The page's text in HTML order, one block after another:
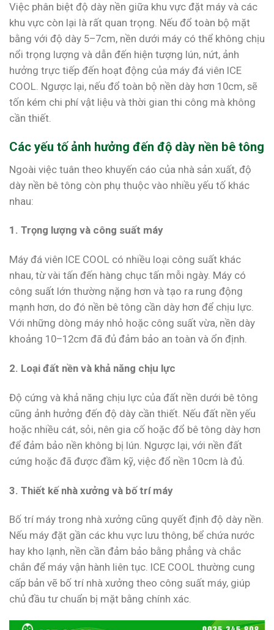
Việc phân biệt độ dày nền giữa khu vực đặt máy và các
khu vực còn lại là rất quan trọng. Nếu đổ toàn bộ mặt
bằng với độ dày 5–7cm, nền dưới máy có thể không chịu
nổi trọng lượng và dẫn đến hiện tượng lún, nứt, ảnh
hưởng trực tiếp đến hoạt động của máy đá viên ICE
COOL. Ngược lại, nếu đổ toàn bộ nền dày hơn 10cm, sẽ
tốn kém chi phí vật liệu và thời gian thi công mà không
cần thiết.
Các yếu tố ảnh hưởng đến độ dày nền bê tông
Ngoài việc tuân theo khuyến cáo của nhà sản xuất, độ
dày nền bê tông còn phụ thuộc vào nhiều yếu tố khác
nhau:
1. Trọng lượng và công suất máy
Máy đá viên ICE COOL có nhiều loại công suất khác
nhau, từ vài tấn đến hàng chục tấn mỗi ngày. Máy có
công suất lớn thường nặng hơn và tạo ra rung động
mạnh hơn, do đó nền bê tông cần dày hơn để chịu lực.
Với những dòng máy nhỏ hoặc công suất vừa, nền dày
khoảng 10–12cm đã đủ đảm bảo an toàn và ổn định.
2. Loại đất nền và khả năng chịu lực
Độ cứng và khả năng chịu lực của đất nền dưới bê tông
cũng ảnh hưởng đến độ dày cần thiết. Nếu đất nền yếu
hoặc nhiều cát, sỏi, nên gia cố hoặc đổ bê tông dày hơn
để đảm bảo nền không bị lún. Ngược lại, với nền đất
cứng hoặc đã được đầm kỹ, việc đổ nền 10cm là đủ.
3. Thiết kế nhà xưởng và bố trí máy
Bố trí máy trong nhà xưởng cũng quyết định độ dày nền.
Nếu máy đặt gần các khu vực lưu thông, bể chứa nước
hay kho lạnh, nền cần đảm bảo bằng phẳng và chắc
chắn để máy vận hành liên tục. ICE COOL thường cung
cấp bản vẽ bố trí nhà xưởng theo công suất máy, giúp
chủ đầu tư chuẩn bị mặt bằng chính xác.